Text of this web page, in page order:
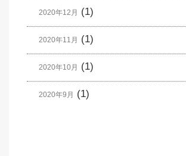
2020年12月 (1)
2020年11月 (1)
2020年10月 (1)
2020年9月 (1)